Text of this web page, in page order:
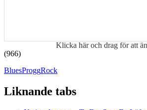
Klicka här och drag för att
(966)
BluesProggRock
Liknande tabs